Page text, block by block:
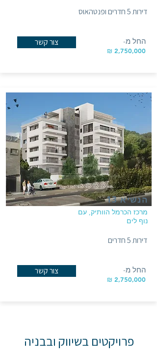
דירות 5 חדרים ופנטהאוס
צור קשר החל מ-
2,750,000 ₪
הנשיא 13
מרכז הכרמל הוותיק, עם
נוף לים
דירות 5 חדרים
צור קשר החל מ-
2,750,000 ₪
פרויקטים בשיווק ובבניה